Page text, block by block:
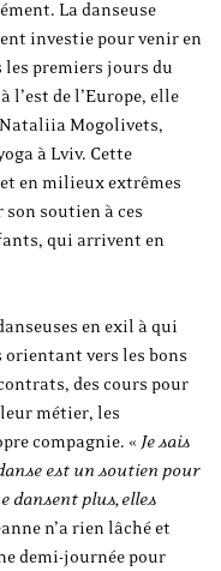
La danseuse
investie pour venir en
les premiers jours du
l’est de l’Europe, elle
Mogolivets,
à Lviv. Cette
en milieux extrêmes
soutien à ces
qui arrivent en
en exil à qui
orientant vers les bons
des cours pour
métier, les
compagnie. « Je sais
est un soutien pour
dansent plus, elles
n’a rien lâché et
demi-journée pour